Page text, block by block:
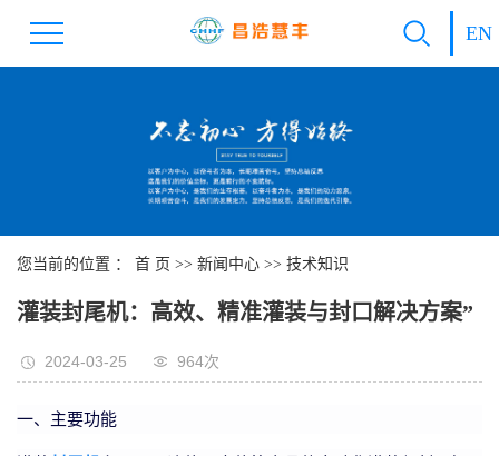
EN
您当前的位置 ： 首 页 >> 新闻中心 >> 技术知识
灌装封尾机：高效、精准灌装与封口解决方案”
2024-03-25 964次
一、主要功能